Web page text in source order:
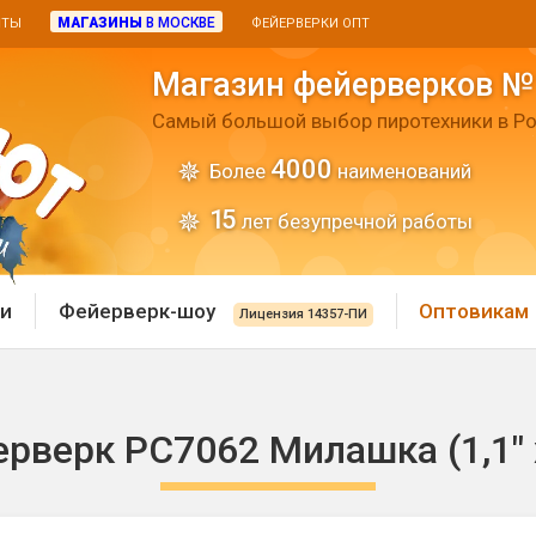
МАГАЗИНЫ В МОСКВЕ ФЕЙЕРВЕРКИ ОПТ
Магазин фейерверков
Самый большой выбор пиротехники в
Более 4000 наименований
15 лет безупречной работы
Хлопушки и
Фейерверк-шоу Лицензия 14357-ПИ Оптовикам
РС7062 Милашка (1,1"